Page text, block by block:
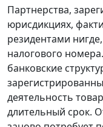
Партнерства,
юрисдикциях,
резидентами
налогового
банковские
деятельность
длительный срок.